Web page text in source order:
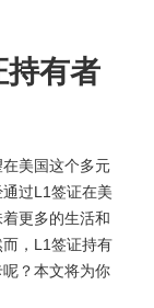
持有者
美国这个多元
过L1签证在美
更多的生活和
，L1签证持有
？本文将为你